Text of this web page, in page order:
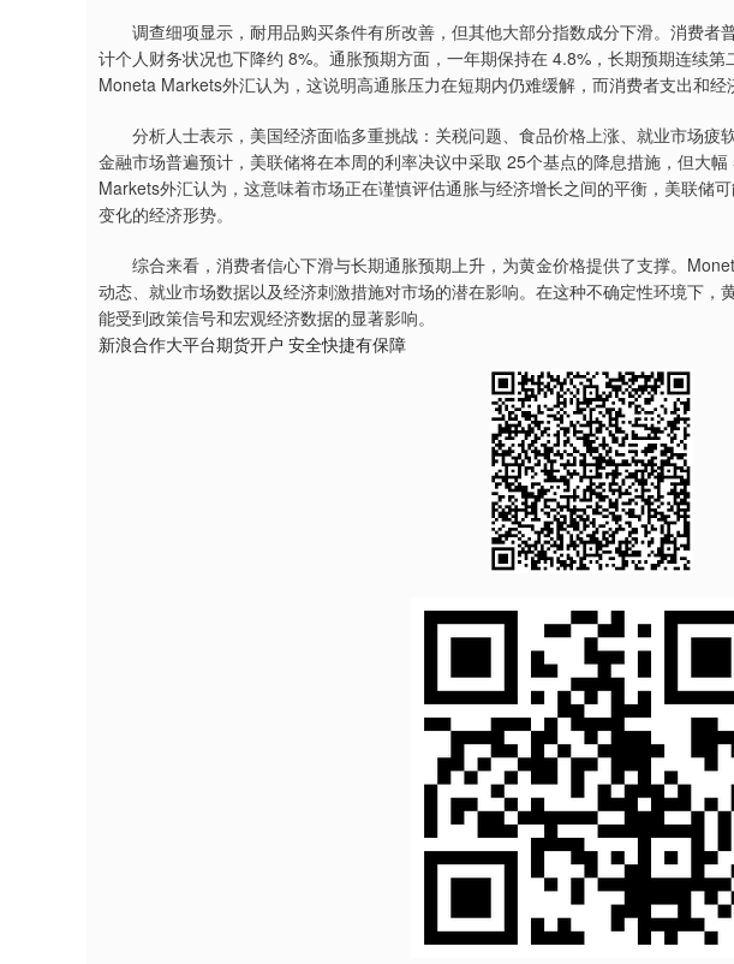
调查细项显示，耐用品购买条件有所改善，但其他大部分指数成分下滑。消费者
计个人财务状况也下降约 8%。通胀预期方面，一年期保持在 4.8%，长期预期连续第
Moneta Markets外汇认为，这说明高通胀压力在短期内仍难缓解，而消费者支出和经
分析人士表示，美国经济面临多重挑战：关税问题、食品价格上涨、就业市场疲
金融市场普遍预计，美联储将在本周的利率决议中采取 25个基点的降息措施，但大
Markets外汇认为，这意味着市场正在谨慎评估通胀与经济增长之间的平衡，美联储
变化的经济形势。
综合来看，消费者信心下滑与长期通胀预期上升，为黄金价格提供了支撑。
动态、就业市场数据以及经济刺激措施对市场的潜在影响。在这种不确定性环境下，
能受到政策信号和宏观经济数据的显著影响。
新浪合作大平台期货开户 安全快捷有保障